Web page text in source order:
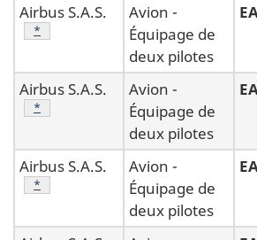
Airbus S.A.S.
Note de bas de page
*
Avion -
Équipage de
deux pilotes
Airbus S.A.S.
Note de bas de page
*
Avion -
Équipage de
deux pilotes
Airbus S.A.S.
Note de bas de page
*
Avion -
Équipage de
deux pilotes